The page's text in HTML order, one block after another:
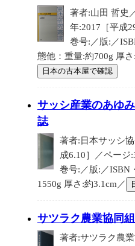
著者:山田 哲史
年:2017［平成
巻号:／版:／
態他：重量:約700g 厚さ
日本の古本屋で確認
サッシ産業のあゆ
誌
著者:日本サッシ
成6.10］／ページ
巻号:／版:／ISBN
1550g 厚さ:約3.1cm／
サツラク農業協同
著者:サツラク農